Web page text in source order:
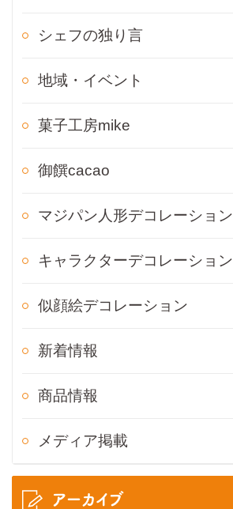
シェフの独り言
地域・イベント
菓子工房mike
御饌cacao
マジパン人形デコレーション
キャラクターデコレーション
似顔絵デコレーション
新着情報
商品情報
メディア掲載
アーカイブ